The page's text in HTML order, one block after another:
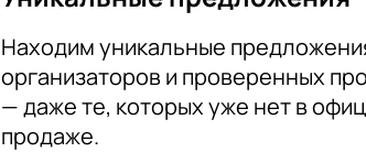
Находим уникальные
организаторов и проверенных
— даже те, которых уже нет в
продаже.